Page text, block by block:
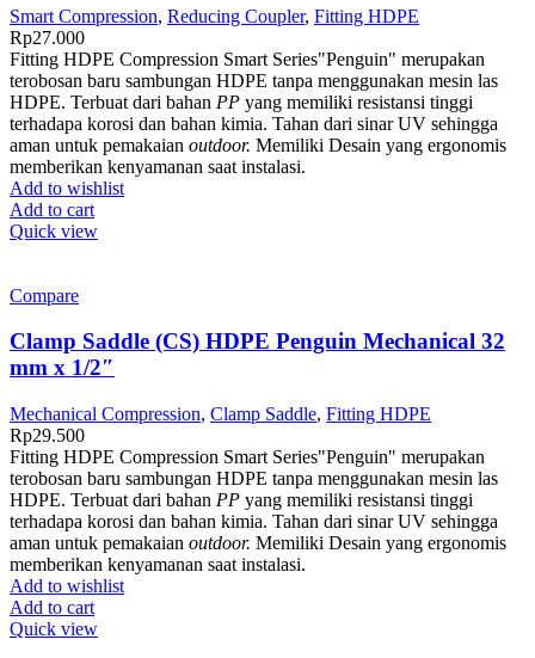
Smart Compression, Reducing Coupler, Fitting HDPE
Rp27.000
Fitting HDPE Compression Smart Series"Penguin" merupakan
terobosan baru sambungan HDPE tanpa menggunakan mesin las
HDPE. Terbuat dari bahan PP yang memiliki resistansi tinggi
terhadapa korosi dan bahan kimia. Tahan dari sinar UV sehingga
aman untuk pemakaian outdoor. Memiliki Desain yang ergonomis
memberikan kenyamanan saat instalasi.
Add to wishlist
Add to cart
Quick view
Compare
Clamp Saddle (CS) HDPE Penguin Mechanical 32
mm x 1/2″
Mechanical Compression, Clamp Saddle, Fitting HDPE
Rp29.500
Fitting HDPE Compression Smart Series"Penguin" merupakan
terobosan baru sambungan HDPE tanpa menggunakan mesin las
HDPE. Terbuat dari bahan PP yang memiliki resistansi tinggi
terhadapa korosi dan bahan kimia. Tahan dari sinar UV sehingga
aman untuk pemakaian outdoor. Memiliki Desain yang ergonomis
memberikan kenyamanan saat instalasi.
Add to wishlist
Add to cart
Quick view